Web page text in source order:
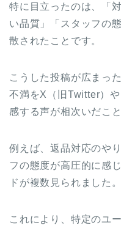
特に目立ったのは、「
い品質」「スタッフの
散されたことです。
こうした投稿が広まっ
不満をX（旧Twitter）
感する声が相次いだこと
例えば、返品対応のや
フの態度が高圧的に感
ドが複数見られました。
これにより、特定のユ